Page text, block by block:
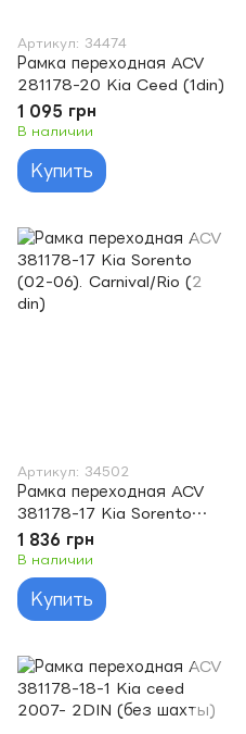
Артикул: 34474
Рамка переходная ACV
281178-20 Kia Ceed (1din)
1 095 грн
В наличии
Купить
Артикул: 34502
Рамка переходная ACV
381178-17 Kia Sorento
(02-06). Carnival/Rio (2
din)
1 836 грн
В наличии
Купить